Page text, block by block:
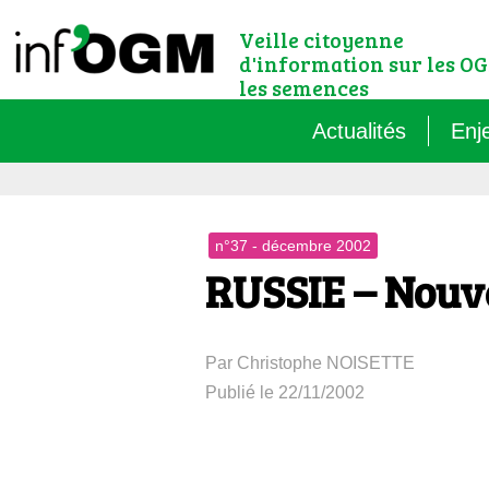
Veille citoyenne
d'information sur les
les semences
Actualités
Le
n°37 - décembre 2002
RUSSIE –
Par Christophe NOISETTE
Publié le 22/11/2002